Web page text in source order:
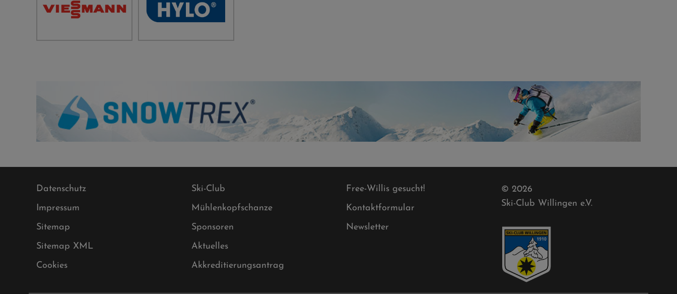
Datenschutz
Impressum
Sitemap
Sitemap XML
Cookies
Ski-Club
Mühlenkopfschanze
Sponsoren
Aktuelles
Akkreditierungsantrag
Free-Willis gesucht!
Kontaktformular
Newsletter
© 2026
Ski-Club Willingen e.V.